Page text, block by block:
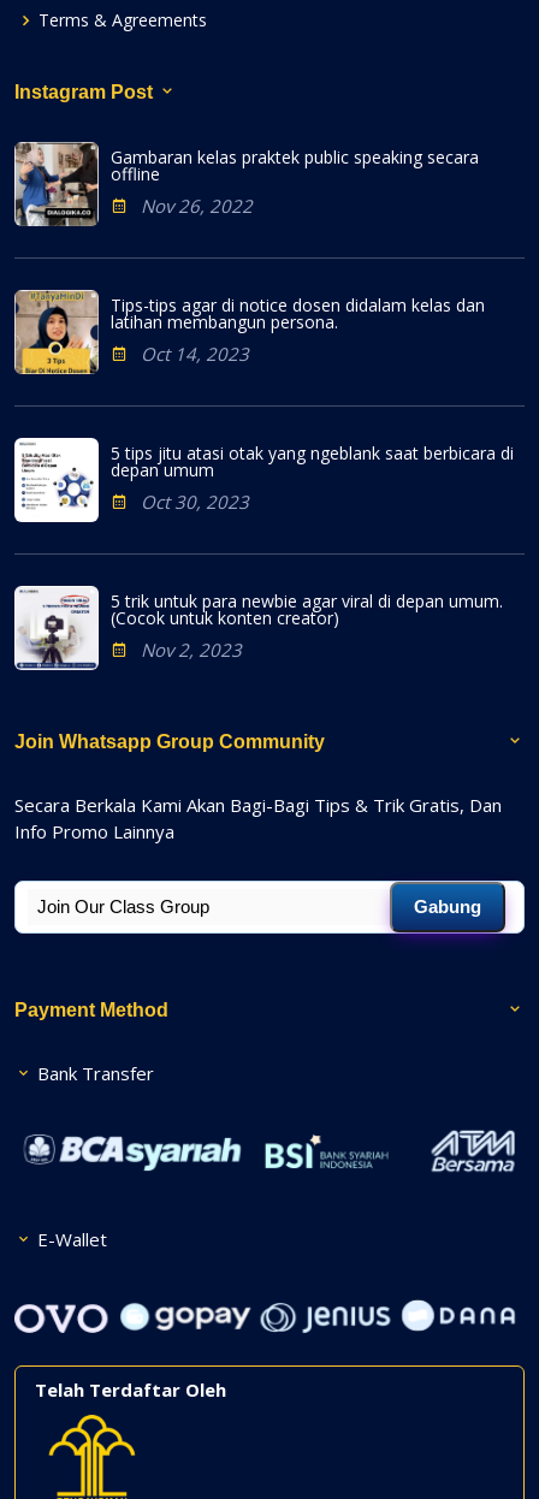
Terms & Agreements
Instagram Post
Gambaran kelas praktek public speaking secara
offline
Nov 26, 2022
Tips-tips agar di notice dosen didalam kelas dan
latihan membangun persona.
Oct 14, 2023
5 tips jitu atasi otak yang ngeblank saat berbicara di
depan umum
Oct 30, 2023
5 trik untuk para newbie agar viral di depan umum.
(Cocok untuk konten creator)
Nov 2, 2023
Join Whatsapp Group Community
Secara Berkala Kami Akan Bagi-Bagi Tips & Trik Gratis, Dan
Info Promo Lainnya
Gabung
Payment Method
Bank Transfer
E-Wallet
Telah Terdaftar Oleh